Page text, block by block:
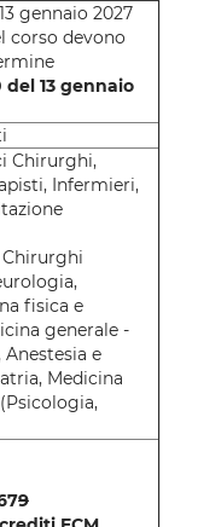
gennaio 2027
corso devono
13 gennaio
Chirurghi,
Infermieri,
fisica e
generale -
e
Medicina
9